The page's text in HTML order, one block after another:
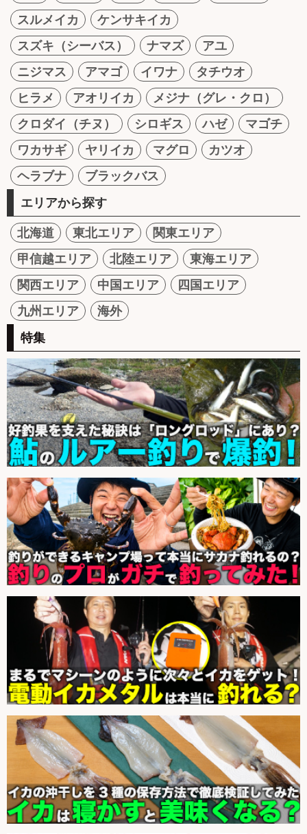
スルメイカ
ケンサキイカ
スズキ（シーバス）
ナマズ
アユ
ニジマス
アマゴ イワナ
タチウオ
ヒラメ
アオリイカ
メジナ（グレ・クロ）
クロダイ（チヌ）
シロギス ハゼ
マゴチ
ワカサギ
ヤリイカ マグロ
カツオ
ヘラブナ
ブラックバス
エリアから探す
北海道 東北エリア
関東エリア
甲信越エリア
北陸エリア
東海エリア
関西エリア
中国エリア
四国エリア
九州エリア
海外
特集